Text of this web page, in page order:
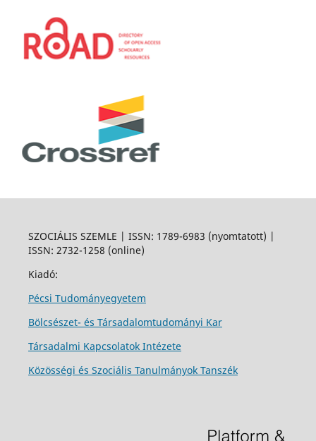
SZOCIÁLIS SZEMLE | ISSN: 1789-6983 (nyomtatott) |
ISSN: 2732-1258 (online)
Kiadó:
Pécsi Tudományegyetem
Bölcsészet- és Társadalomtudományi Kar
Társadalmi Kapcsolatok Intézete
Közösségi és Szociális Tanulmányok Tanszék